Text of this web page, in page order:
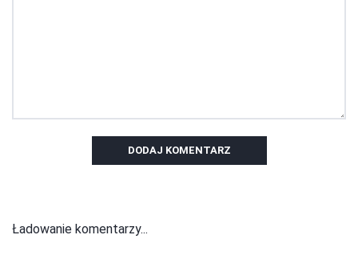
DODAJ KOMENTARZ
Ładowanie komentarzy...